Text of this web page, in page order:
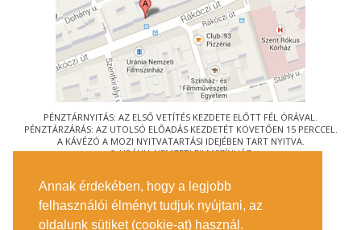
Annak érdekében, hogy a legjobb
felhasználói élményt tudjuk nyújtani, az
oldalunk sütiket (cookie-at) használ.
PÉNZTÁRNYITÁS: AZ ELSŐ VETÍTÉS KEZDETE ELŐTT FÉL ÓRÁVAL.
PÉNZTÁRZÁRÁS: AZ UTOLSÓ ELŐADÁS KEZDETÉT KÖVETŐEN 15 PERCCEL.
A KÁVÉZÓ A MOZI NYITVATARTÁSI IDEJÉBEN TART NYITVA.
© URÁNIA NEMZETI FILMSZÍNHÁZ
1088 BUDAPEST, RÁKÓCZI ÚT 21.
MEGKÖZELÍTÉS